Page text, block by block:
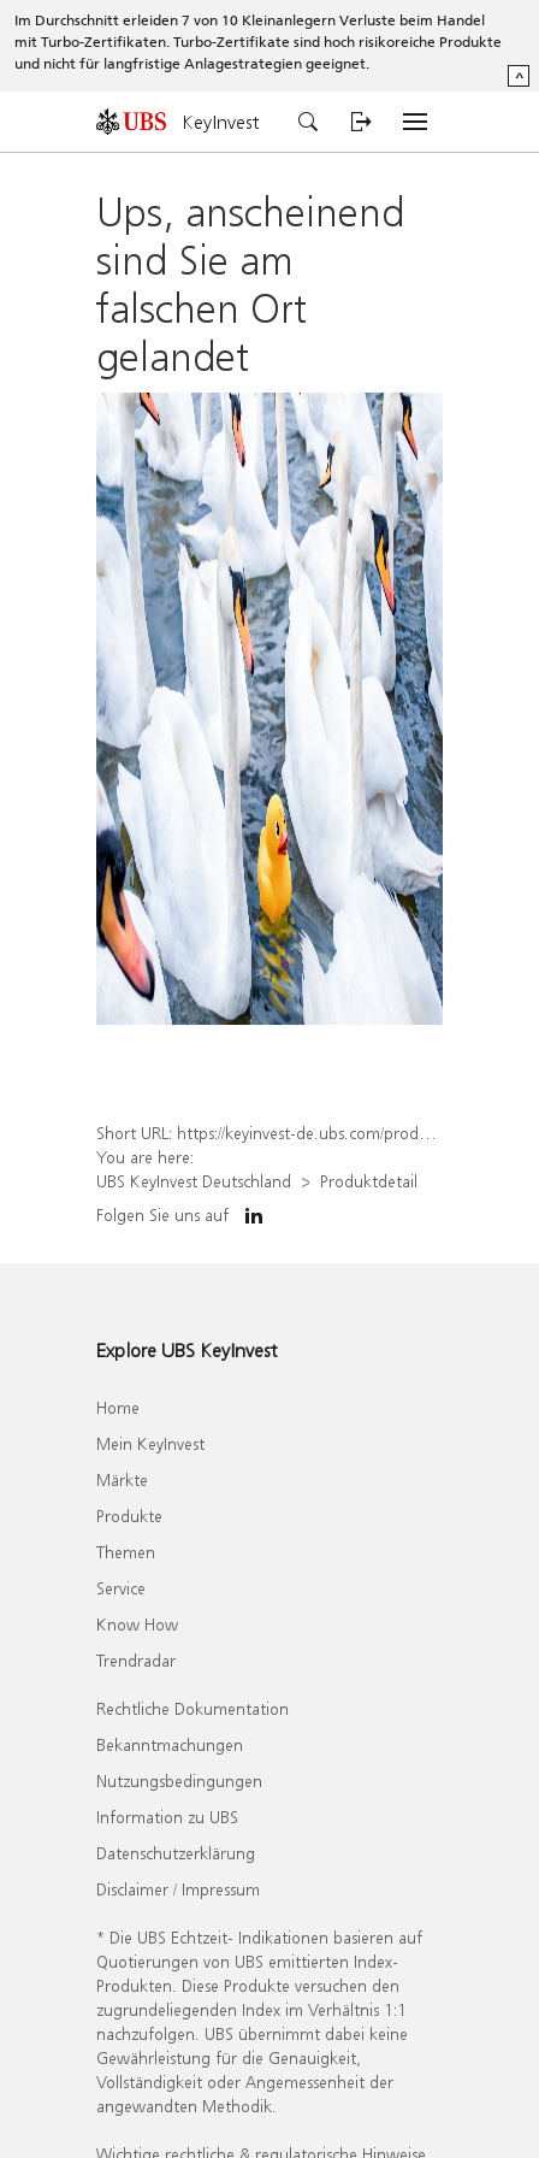
Im Durchschnitt erleiden 7 von 10 Kleinanlegern Verluste beim Handel
mit Turbo-Zertifikaten. Turbo-Zertifikate sind hoch risikoreiche Produkte
und nicht für langfristige Anlagestrategien geeignet.
^
KeyInvest
Ups, anscheinend
sind Sie am
falschen Ort
gelandet
Short URL: https://keyinvest-de.ubs.com/produkt/detail/index/isin/DE000WA46897
You are here:
UBS KeyInvest Deutschland
Produktdetail
Folgen Sie uns auf
Explore UBS KeyInvest
Home
Mein KeyInvest
Märkte
Produkte
Themen
Service
Know How
Trendradar
Rechtliche Dokumentation
Bekanntmachungen
Nutzungsbedingungen
Information zu UBS
Datenschutzerklärung
Disclaimer / Impressum
* Die UBS Echtzeit- Indikationen basieren auf
Quotierungen von UBS emittierten Index-
Produkten. Diese Produkte versuchen den
zugrundeliegenden Index im Verhältnis 1:1
nachzufolgen. UBS übernimmt dabei keine
Gewährleistung für die Genauigkeit,
Vollständigkeit oder Angemessenheit der
angewandten Methodik.